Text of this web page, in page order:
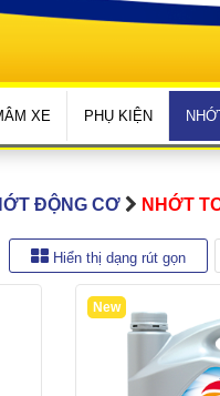
XE PHỤ KIỆN
ĐỘNG CƠ NHỚT
Hiển thị dạng rút gọn
New